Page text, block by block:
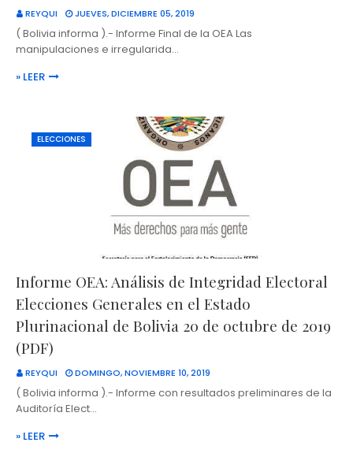
REYQUI JUEVES, DICIEMBRE 05, 2019
( Bolivia informa ).- Informe Final de la OEA Las
manipulaciones e irregularida…
» LEER
ELECCIONES
Informe OEA: Análisis de Integridad Electoral
Elecciones Generales en el Estado
Plurinacional de Bolivia 20 de octubre de 2019
(PDF)
REYQUI DOMINGO, NOVIEMBRE 10, 2019
( Bolivia informa ).- Informe con resultados preliminares de la
Auditoría Elect…
» LEER